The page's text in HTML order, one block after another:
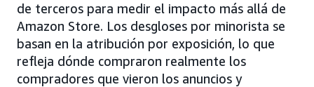
de terceros para medir el impacto más allá de
Amazon Store. Los desgloses por minorista se
basan en la atribución por exposición, lo que
refleja dónde compraron realmente los
compradores que vieron los anuncios y